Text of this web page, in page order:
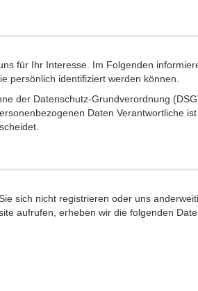
für Ihr Interesse. Im Folgenden
persönlich identifiziert werden können.
der Datenschutz-Grundverordnung
Daten Verantwortliche
sich nicht registrieren oder uns
aufrufen, erheben wir die folgenden